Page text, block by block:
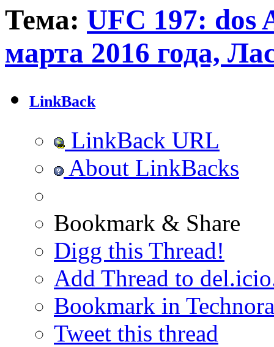
Тема: UFC 197: dos
марта 2016 года,
LinkBack
LinkBack URL
About LinkBacks
Bookmark & Share
Digg this Thread!
Add Thread to
Bookmark in
Tweet this thread